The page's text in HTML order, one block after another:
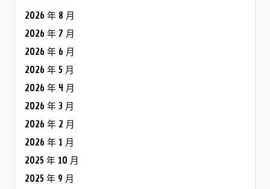
2026 年 8 月
2026 年 7 月
2026 年 6 月
2026 年 5 月
2026 年 4 月
2026 年 3 月
2026 年 2 月
2026 年 1 月
2025 年 10 月
2025 年 9 月